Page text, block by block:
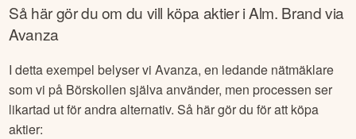
Så här gör du om du vill köpa aktier iAlm. Brandvia
Avanza
I detta exempel belyser vi Avanza, en ledande nätmäklare
som vi på Börskollen själva använder, men processen ser
likartad ut för andra alternativ. Så här gör du för att köpa
aktier: